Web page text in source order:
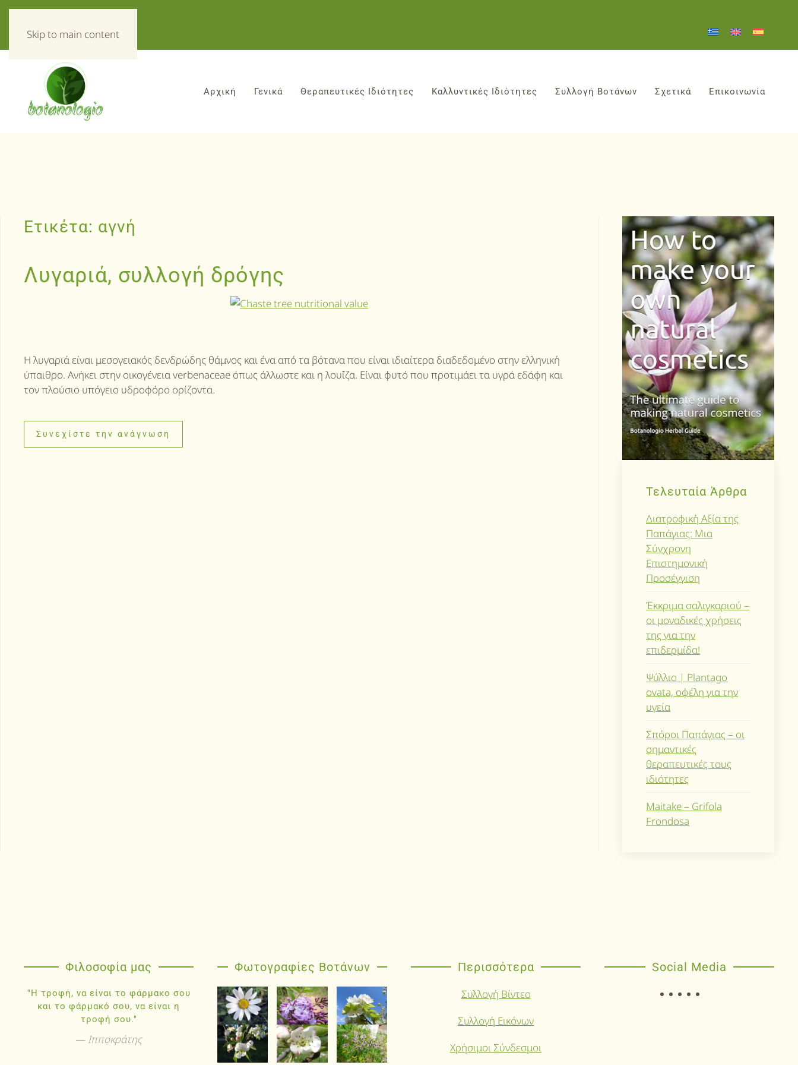
Skip to main content
Αρχική Γενικά Θεραπευτικές Ιδιότητες Καλλυντικές Ιδιότητες Συλλογή Βοτάνων Σχετικά Επικοινωνία
Ετικέτα: αγνή
Λυγαριά, συλλογή δρόγης
Η λυγαριά είναι μεσογειακός δενδρώδης θάμνος και ένα από τα βότανα που είναι ιδιαίτερα διαδεδομένο στην ελληνική
ύπαιθρο. Ανήκει στην οικογένεια verbenaceae όπως άλλωστε και η λουΐζα. Είναι φυτό που προτιμάει τα υγρά εδάφη και
τον πλούσιο υπόγειο υδροφόρο ορίζοντα.
Συνεχίστε την ανάγνωση
Τελευταία Άρθρα
Διατροφική Αξία της
Παπάγιας: Μια
Σύγχρονη
Επιστημονική
Προσέγγιση
Έκκριμα σαλιγκαριού –
οι μοναδικές χρήσεις
της για την
επιδερμίδα!
Ψύλλιο | Plantago
ovata, οφέλη για την
υγεία
Σπόροι Παπάγιας – οι
σημαντικές
θεραπευτικές τους
ιδιότητες
Maitake – Grifola
Frondosa
Φιλοσοφία μας
"Η τροφή, να είναι το φάρμακο σου
και το φάρμακό σου, να είναι η
τροφή σου."
Ιπποκράτης
Φωτογραφίες Βοτάνων Περισσότερα
Συλλογή Βίντεο
Συλλογή Εικόνων
Χρήσιμοι Σύνδεσμοι
Social Media